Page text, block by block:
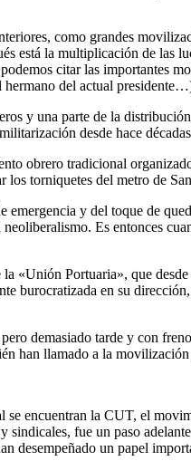
como grandes
está la multiplicación de las
citar las importantes
hermano del actual
y una parte de la
desde hace
obrero tradicional
torniquetes del metro de
y del toque de
Es entonces
«Unión Portuaria», que
burocratizada en su
demasiado tarde y con
han llamado a la
encuentran la CUT, el
fue un paso
desempeñado un papel